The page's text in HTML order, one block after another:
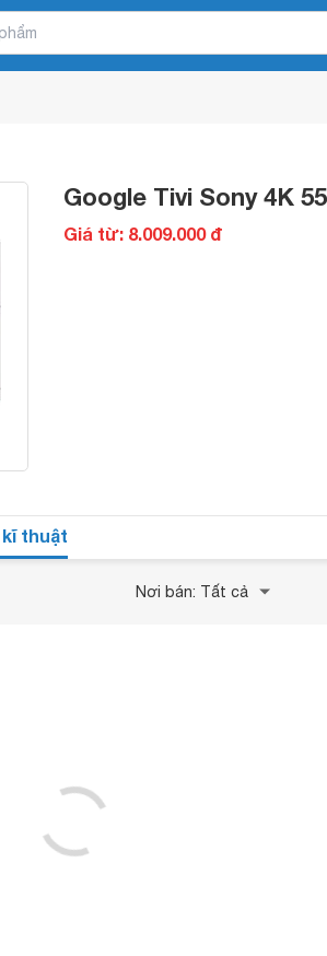
Google Tivi Sony 4K
Giá từ: 8.009.000 đ
thuật
Nơi bán: Tất cả